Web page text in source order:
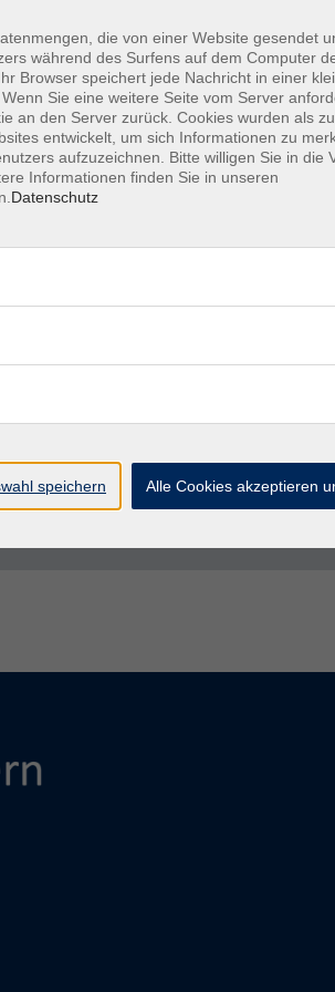
Tageszeit
buchbare nur beginnende
Französisch A1 mit Muße:
Französisch B1 (online)
die von einer Website gesendet
während des Surfens auf dem Computer
Browser speichert jede Nachricht in einer
Sie eine weitere Seite vom Server
an den Server zurück. Cookies wurden als
entwickelt, um sich Informationen zu
aufzuzeichnen. Bitte willigen Sie in die
Informationen finden Sie in unseren
Datenschutz
speichern Alle Cookies akzeptieren